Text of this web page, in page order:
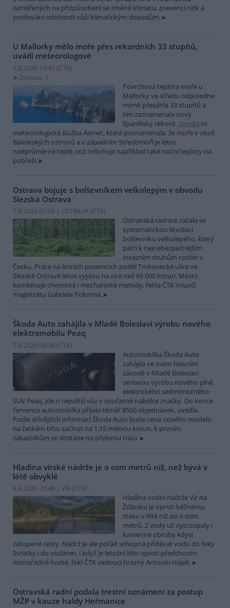
zaměřených na přizpůsobení se změně klimatu, prevenci rizik a
posilování odolnosti vůči klimatickým dopadům.
U Mallorky mělo moře přes rekordních 33 stupňů,
uvádí meteorologové
7.8.2026 10:45 (ČTK)
Diskuse: 1
Povrchová teplota moře u
Mallorky ve středu odpoledne
mírně přesáhla 33 stupňů a
tím zaznamenala nový
španělský rekord. Uvedla to
meteorologická služba Aemet, která poznamenala, že moře v okolí
Baleárských ostrovů a v západním Středomoří je letos
nadprůměrně teplé, což ovlivňuje například také noční teploty na
pobřeží.
Ostrava bojuje s bolševníkem velkolepým v obvodu
Slezská Ostrava
7.8.2026 01:09 | OSTRAVA (ČTK)
Ostravská radnice začala se
systematickou likvidací
bolševníku velkolepého, který
patří k nejnebezpečnějším
invazním druhům rostlin v
Česku. Práce na lesních pozemcích podél Trnkovecké ulice ve
Slezské Ostravě letos vyjdou na více než 66 000 korun. Město
kombinuje chemické i mechanické metody, řekla ČTK mluvčí
magistrátu Gabriela Pokorná.
Škoda Auto zahájila v Mladé Boleslavi výrobu nového
elektromobilu Peaq
7.8.2026 00:36 (ČTK)
Automobilka Škoda Auto
zahájila ve svém hlavním
závodě v Mladé Boleslavi
sériovou výrobu nového plně
elektrického sedmimístného
SUV Peaq. Jde o největší vůz v současné nabídce značky. Do konce
července automobilka přijala téměř 8500 objednávek, uvedla.
Podle dřívějších informací Škoda Auto bude cena nového modelu
na českém trhu začínat na 1,15 milionu korun, k prvním
zákazníkům se dostane na přelomu roku.
Hladina vírské nádrže je o osm metrů níž, než bývá v
létě obvyklé
6.8.2026 20:48 | VÍR (ČTK)
Hladina vodní nádrže Vír na
Žďársku je oproti běžnému
stavu v létě níž asi o osm
metrů. Z vody už vystoupaly i
kamenné obruby kdysi
zatopené cesty. Nádrž je ale pořád schopná přidávat vodu do řeky
Svratky i do vodáren, i když je letošní léto oproti předchozím
mimořádně horké, řekl ČTK vedoucí hrázný Antonín Hájek.
Ostravská radní podala trestní oznámení za postup
MŽP v kauze haldy Heřmanice